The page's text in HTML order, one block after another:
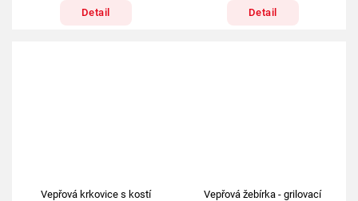
Detail Detail
Vepřová krkovice s kostí
Vepřová žebírka - grilovací